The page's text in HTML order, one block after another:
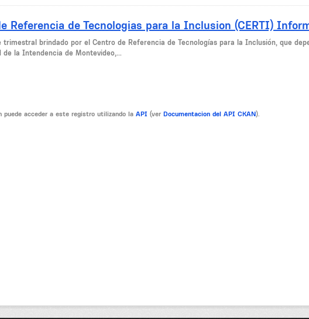
Referencia de Tecnologias para la Inclusion (CERTI)
trimestral brindado por el Centro de Referencia de Tecnologías para la Inclusión, que
de la Intendencia de Montevideo,...
puede acceder a este registro utilizando la API (ver Documentacion del API CKAN).